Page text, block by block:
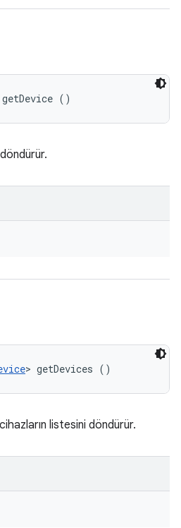
getDevice ()
> getDevices ()
listesini döndürür.